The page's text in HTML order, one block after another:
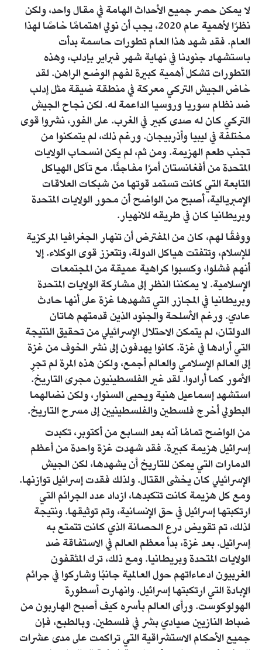
لا يمكن حصر جميع الأحداث الهامة في مقال واحد، ولكن
نظرًا لأهمية عام 2020، يجب أن نولي اهتمامًا خاصًا لهذا
العام. فقد شهد هذا العام تطورات حاسمة بدأت
باستشهاد جنودنا في نهاية شهر فبراير بإدلب، وهذه
التطورات تشكل أهمية كبيرة لفهم الوضع الراهن. لقد
خاض الجيش التركي معركة في منطقة ضيقة مثل إدلب
ضد نظام سوريا وروسيا الداعمة له. لكن نجاح الجيش
التركي كان له صدى كبير في الغرب. على الفور، نشروا قوى
مختلفة في ليبيا وأذربيجان. ورغم ذلك، لم يتمكنوا من
تجنب طعم الهزيمة. ومن ثم، لم يكن انسحاب الولايات
المتحدة من أفغانستان أمرًا مفاجئًا. مع تآكل الهياكل
التابعة التي كانت تستمد قوتها من شبكات العلاقات
الإمبريالية، أصبح من الواضح أن محور الولايات المتحدة
وبريطانيا كان في طريقه للانهيار.
ووفقًا لهم، كان من المفترض أن تنهار الجغرافيا المركزية
للإسلام، وتتفتت هياكل الدولة، وتتعزز قوى الوكلاء. إلا
أنهم فشلوا، وكسبوا كراهية عميقة من المجتمعات
الإسلامية. لا يمكننا النظر إلى مشاركة الولايات المتحدة
وبريطانيا في المجازر التي تشهدها غزة على أنها حادث
عادي. ورغم الأسلحة والجنود الذين قدمتهم هاتان
الدولتان، لم يتمكن الاحتلال الإسرائيلي من تحقيق النتيجة
التي أرادها في غزة. كانوا يهدفون إلى نشر الخوف من غزة
إلى العالم الإسلامي والعالم أجمع، ولكن هذه المرة لم تجرِ
الأمور كما أرادوا. لقد غير الفلسطينيون مجرى التاريخ.
استشهد إسماعيل هنية ويحيى السنوار، ولكن نضالهما
البطولي أخرج فلسطين والفلسطينيين إلى مسرح التاريخ.
من الواضح تمامًا أنه بعد السابع من أكتوبر، تكبدت
إسرائيل هزيمة كبيرة. فقد شهدت غزة واحدة من أعظم
الدمارات التي يمكن للتاريخ أن يشهدها، لكن الجيش
الإسرائيلي كان يخشى القتال. ولذلك فقدت إسرائيل توازنها.
ومع كل هزيمة كانت تتكبدها، ازداد عدد الجرائم التي
ارتكبتها إسرائيل في حق الإنسانية، وتم توثيقها. ونتيجة
لذلك، تم تقويض درع الحصانة الذي كانت تتمتع به
إسرائيل. بعد غزة، بدأ معظم العالم في الاستفاقة ضد
الولايات المتحدة وبريطانيا. ومع ذلك، ترك المثقفون
الغربيون ادعاءاتهم حول العالمية جانبًا وشاركوا في جرائم
الإبادة التي ارتكبتها إسرائيل. وانهارت أسطورة
الهولوكوست. ورأى العالم بأسره كيف أصبح الهاربون من
ضباط النازيين صيادي بشر في فلسطين. وبالطبع، فإن
جميع الأحكام الاستشراقية التي تراكمت على مدى عشرات